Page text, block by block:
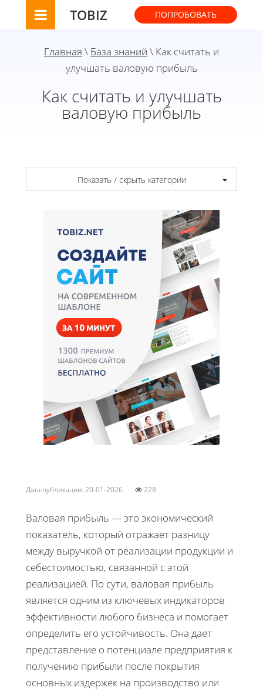
TOBIZ ПОПРОБОВАТЬ
Главная \ База знаний \ Как считать и
улучшать валовую прибыль
Как считать и улучшать
валовую прибыль
Показать / скрыть категории
Дата публикации: 20-01-2026 228
Валовая прибыль — это экономический
показатель, который отражает разницу
между выручкой от реализации продукции и
себестоимостью, связанной с этой
реализацией. По сути, валовая прибыль
является одним из ключевых индикаторов
эффективности любого бизнеса и помогает
определить его устойчивость. Она дает
представление о потенциале предприятия к
получению прибыли после покрытия
основных издержек на производство или